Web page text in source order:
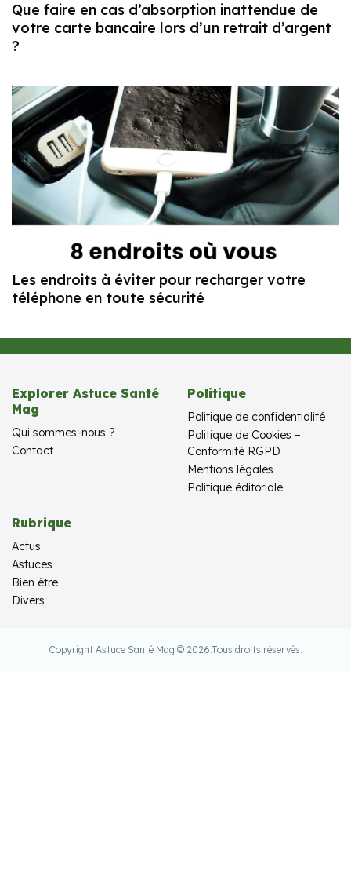
Que faire en cas d’absorption inattendue de
votre carte bancaire lors d’un retrait d’argent
?
Les endroits à éviter pour recharger votre
téléphone en toute sécurité
Explorer Astuce Santé
Mag
Qui sommes-nous ?
Contact
Politique
Politique de confidentialité
Politique de Cookies –
Conformité RGPD
Mentions légales
Politique éditoriale
Rubrique
Actus
Astuces
Bien être
Divers
Copyright Astuce Santé Mag © 2026.Tous droits réservés.